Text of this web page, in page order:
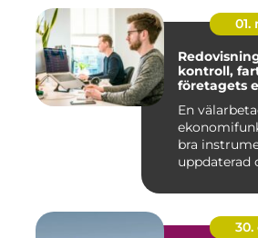
01.
kontroll,
företagets
En
bra
uppdaterad